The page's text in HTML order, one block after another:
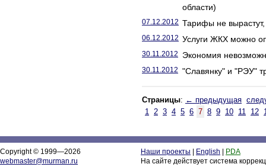
области)
07.12.2012 Тарифы не вырастут,
06.12.2012 Услуги ЖКХ можно
30.11.2012 Экономия
30.11.2012 "Славянку" и "РЭУ"
Страницы: ← предыдущая
1 2 3 4 5 6 7 8 9 10 11 12
Copyright © 1999—2026
webmaster@murman.ru
Наши проекты English
PDA
На сайте действует система